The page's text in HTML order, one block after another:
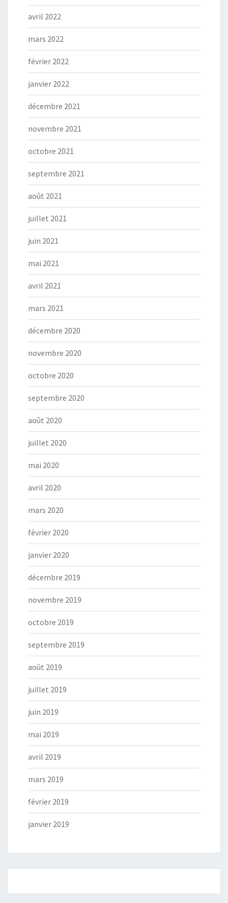
avril 2022
mars 2022
février 2022
janvier 2022
décembre 2021
novembre 2021
octobre 2021
septembre 2021
août 2021
juillet 2021
juin 2021
mai 2021
avril 2021
mars 2021
décembre 2020
novembre 2020
octobre 2020
septembre 2020
août 2020
juillet 2020
mai 2020
avril 2020
mars 2020
février 2020
janvier 2020
décembre 2019
novembre 2019
octobre 2019
septembre 2019
août 2019
juillet 2019
juin 2019
mai 2019
avril 2019
mars 2019
février 2019
janvier 2019